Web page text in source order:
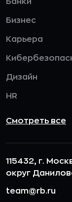
Бизнес
Карьера
Дизайн
HR
Смотреть все
115432, г.
округ
team@rb.ru